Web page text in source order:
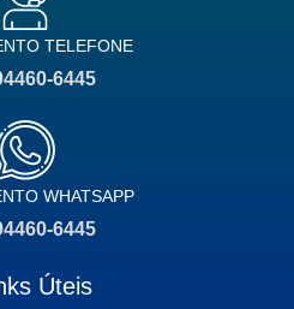
TELEFONE
6445
WHATSAPP
6445
Úteis